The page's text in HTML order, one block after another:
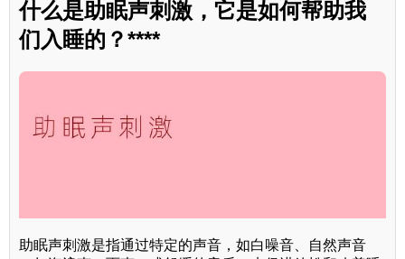
什么是助眠声刺激，它是如何帮助我
们入睡的？****
助眠声刺激是指通过特定的声音，如白噪音、自然声音